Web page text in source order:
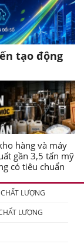
tạo động
hàng và máy
gần 3,5 tấn mỹ
có tiêu chuẩn
LƯỢNG
LƯỢNG